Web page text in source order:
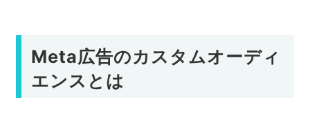
Meta広告のカスタムオーディ
エンスとは